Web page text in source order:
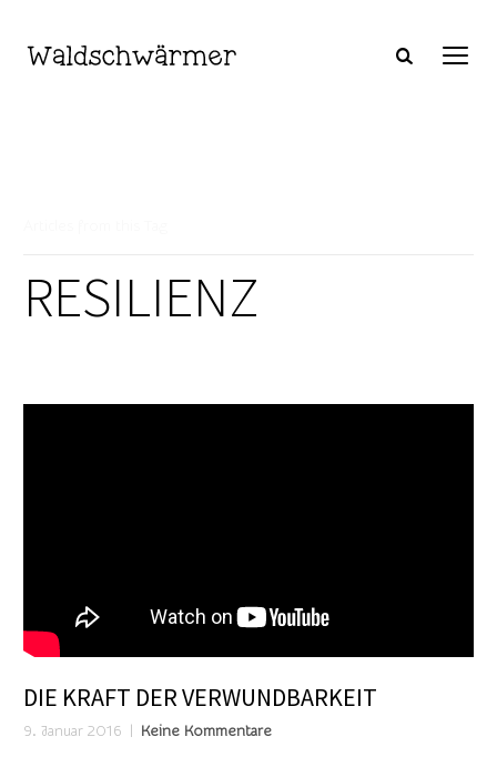
RESILIENZ
DIE KRAFT DER VERWUNDBARKEIT
9. Januar 2016 Keine Kommentare